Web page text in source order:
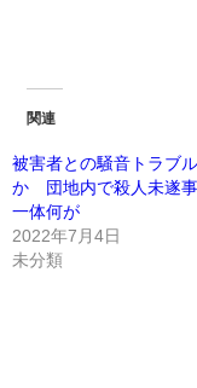
関連
被害者との騒音トラブ
か 団地内で殺人未遂
一体何が
2022年7月4日
未分類